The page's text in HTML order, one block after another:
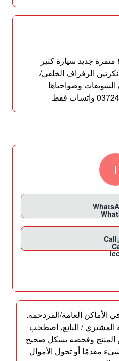
للأجار هيونداي اكسنت ٢٠١١ منمرة جديد سيارة كتير
الرفراف الخلفي/
الشويفات وضواحياها
l
Call
الأماكن العامة/المزدحمة.
المشتري / البائع، اصطحب
وفحصه بشكل صحيح
مقدمًا أو تحول الأموال